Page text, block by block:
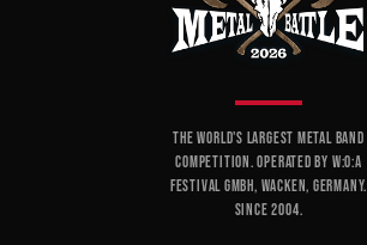
THE WORLD'S LARGEST METAL BAND
COMPETITION. OPERATED BY W:O:A
FESTIVAL GMBH, WACKEN, GERMANY.
SINCE 2004.